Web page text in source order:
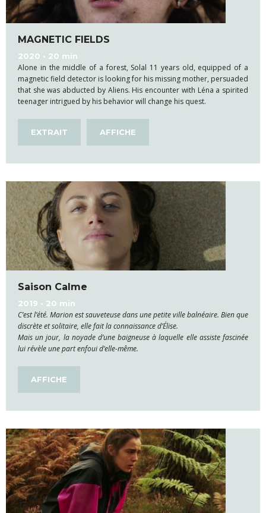
MAGNETIC FIELDS
2020 • 20 min
Alone in the middle of a forest, Solal 11 years old, equipped of a
magnetic field detector is looking for his missing mother, persuaded
that she was abducted by Aliens. His encounter with Léna a spirited
teenager intrigued by his behavior will change his quest.
EXTRAIT AFFICHE
Saison Calme
2019 • 20 min
C’est l’été. Marion est sauveteuse dans une petite ville balnéaire. Bien que
discrète et solitaire, elle fait la connaissance d’Élise.
Mais un jour, la noyade d’une baigneuse à laquelle elle assiste fascinée
lui révèle une part enfoui d’elle-même.
AFFICHE